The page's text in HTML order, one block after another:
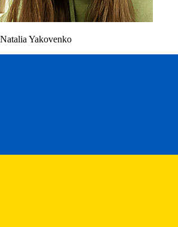
Natalia Yakovenko